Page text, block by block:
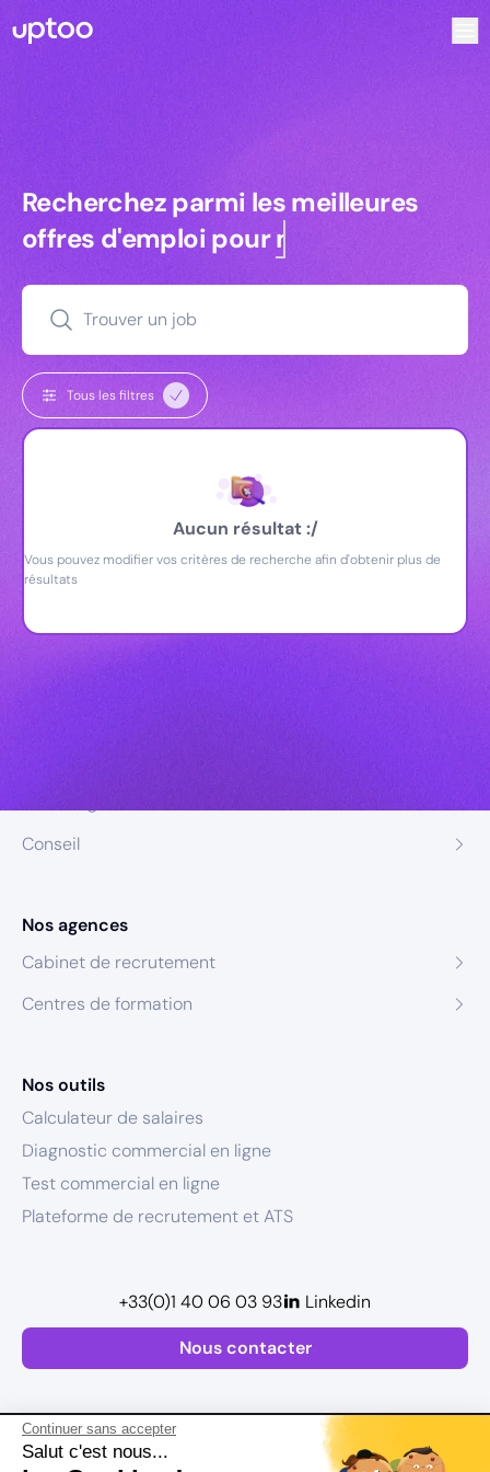
Continuer sans accepter
Salut c'est nous...
Recherchez parmi les meilleures
Recherchez parmi les meilleures
offres d'emploi pourmanagers
Trouver un job
Tous les filtres
Aucun résultat :/
Vous pouvez modifier vos critères de recherche afin d'obtenir plus de
résultats
Conseil
Nos agences
Cabinet de recrutement
Centres de formation
Nos outils
Calculateur de salaires
Diagnostic commercial en ligne
Test commercial en ligne
Plateforme de recrutement et ATS
Nous contacter
+33(0)1 40 06 03 93 Linkedin